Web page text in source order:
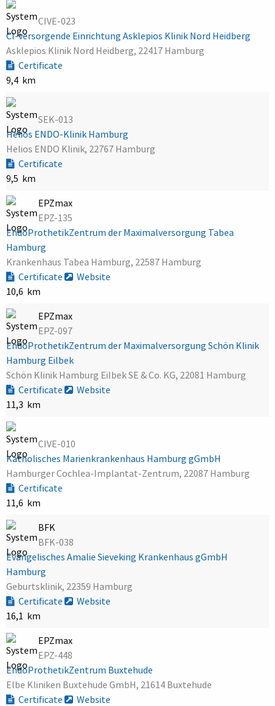
CIVE-023
CI-versorgende Einrichtung Asklepios Klinik Nord Heidberg
Asklepios Klinik Nord Heidberg, 22417 Hamburg
Certificate
9,4 km
SEK-013
Helios ENDO-Klinik Hamburg
Helios ENDO Klinik, 22767 Hamburg
Certificate
9,5 km
EPZmax
EPZ-135
EndoProthetikZentrum der Maximalversorgung Tabea
Hamburg
Krankenhaus Tabea Hamburg, 22587 Hamburg
Certificate
Website
10,6 km
EPZmax
EPZ-097
EndoProthetikZentrum der Maximalversorgung Schön Klinik
Hamburg Eilbek
Schön Klinik Hamburg Eilbek SE & Co. KG, 22081 Hamburg
Certificate
Website
11,3 km
CIVE-010
Katholisches Marienkrankenhaus Hamburg gGmbH
Hamburger Cochlea-Implantat-Zentrum, 22087 Hamburg
Certificate
11,6 km
BFK
BFK-038
Evangelisches Amalie Sieveking Krankenhaus gGmbH
Hamburg
Geburtsklinik, 22359 Hamburg
Certificate
Website
16,1 km
EPZmax
EPZ-448
EndoProthetikZentrum Buxtehude
Elbe Kliniken Buxtehude GmbH, 21614 Buxtehude
Certificate
Website